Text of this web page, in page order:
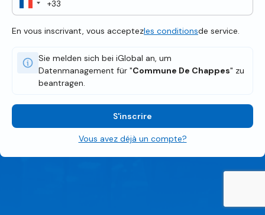
En vous inscrivant, vous acceptezles conditionsde service.
Sie melden sich bei iGlobal an, um
Datenmanagement für "Commune De Chappes" zu
beantragen.
S'inscrire
Vous avez déjà un compte?